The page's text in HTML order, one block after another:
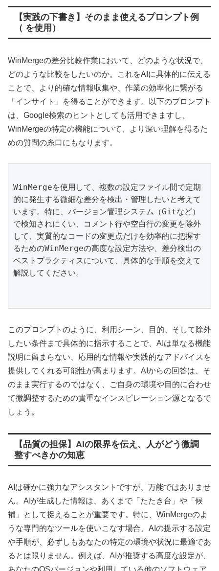
【実践の下書き】そのまま使えるプロンプト例
（ を使用）
WinMergeの差分比較作業において、どのような状況で、
どのような比較をしたいのか。これをAIに具体的に伝える
ことで、より的確な情報収集や、作業の効率化に繋がる
「インサイト」を得ることができます。以下のプロンプト
は、Google検索のヒントとしても活用できますし、
WinMergeの特定の機能について、より深い理解を得るた
めの質問の糸口にもなります。
WinMergeを使用して、複数の設定ファイル間で定期
的に発生する微細な差分を検出・管理したいと考えて
います。特に、バージョン管理システム（Gitなど）
で検知されにくい、コメント行や空白行の変更を除外
して、実質的なコードの変更点だけを効率的に把握す
るためのWinMergeの高度な設定方法や、差分検出の
ベストプラクティスについて、具体的な手順を交えて
解説してください。
このプロンプトのように、利用シーン、目的、そして除外
したい条件まで具体的に指示することで、AIは単なる機能
説明に留まらない、応用的な情報や実践的なアドバイスを
提供してくれる可能性が高まります。AIからの回答は、そ
のまま実行するのではなく、ご自身の環境や目的に合わせ
て微調整するための貴重なインスピレーション源となるで
しょう。
【品質の担保】AIの限界を伝え、人がどう微調
整すべきかの知恵
AIは確かに強力なアシスタントですが、万能ではありませ
ん。AIが生成した情報は、あくまで「たたき台」や「候
補」として捉えることが重要です。特に、WinMergeのよ
うな専門的なツールを使いこなす場合、AIの提示する設定
や手順が、必ずしもあなたの特定の環境や状況に最適であ
るとは限りません。例えば、AIが推奨する高度な設定が、
あなたのOSバージョンや利用している他のソフトウェア